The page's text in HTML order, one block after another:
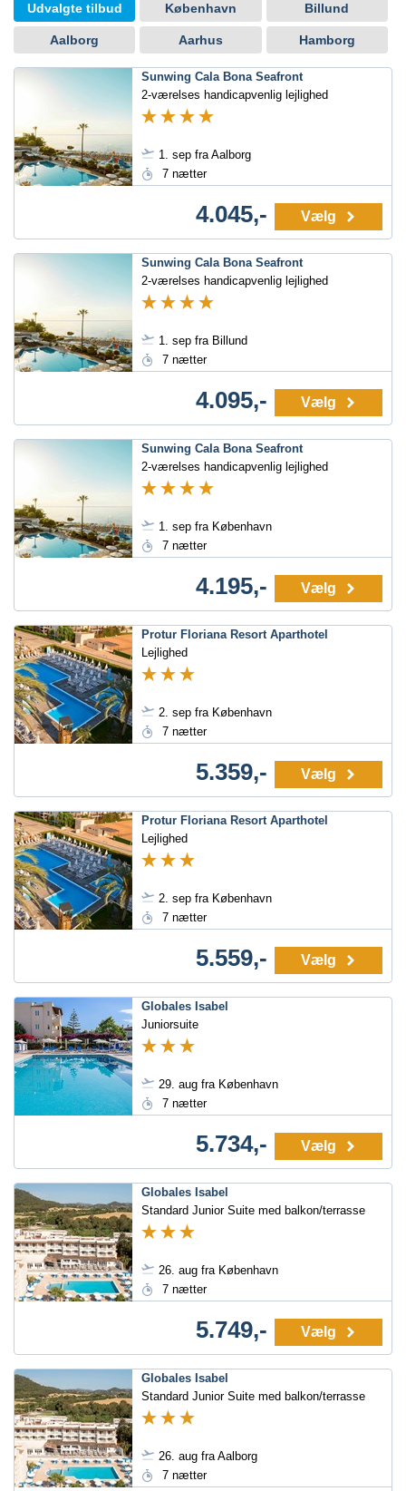
Udvalgte tilbud København Billund
Aalborg Aarhus Hamborg
Sunwing Cala Bona Seafront
2-værelses handicapvenlig lejlighed
1. sep fra Aalborg
7 nætter
4.045,- Vælg
Sunwing Cala Bona Seafront
2-værelses handicapvenlig lejlighed
1. sep fra Billund
7 nætter
4.095,- Vælg
Sunwing Cala Bona Seafront
2-værelses handicapvenlig lejlighed
1. sep fra København
7 nætter
4.195,- Vælg
Protur Floriana Resort Aparthotel
Lejlighed
2. sep fra København
7 nætter
5.359,- Vælg
Protur Floriana Resort Aparthotel
Lejlighed
2. sep fra København
7 nætter
5.559,- Vælg
Globales Isabel
Juniorsuite
29. aug fra København
7 nætter
5.734,- Vælg
Globales Isabel
Standard Junior Suite med balkon/terrasse
26. aug fra København
7 nætter
5.749,- Vælg
Globales Isabel
Standard Junior Suite med balkon/terrasse
26. aug fra Aalborg
7 nætter